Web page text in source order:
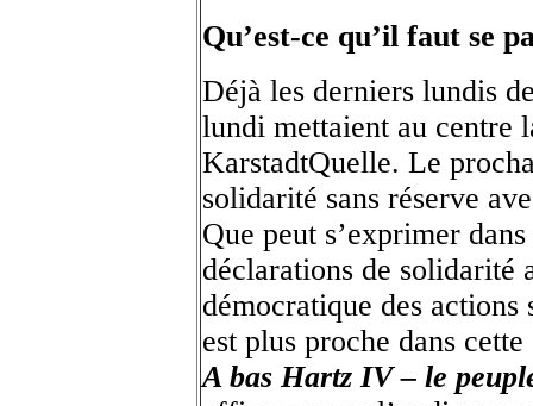
Qu’est-ce qu’il faut se
Déjà les derniers lundis
lundi mettaient au centre
KarstadtQuelle. Le
solidarité sans réserve
Que peut s’exprimer
déclarations de solidarité
démocratique des
est plus proche dans
A bas Hartz IV – le